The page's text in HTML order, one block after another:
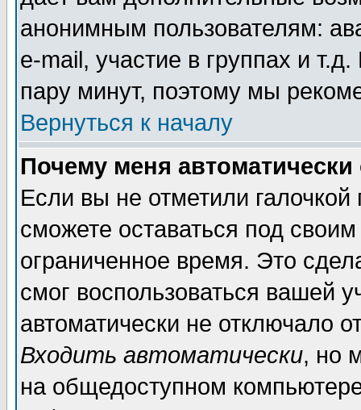
анонимным пользователям:
e-mail, участие в группах и
пару минут, поэтому мы
Вернуться к началу
Почему меня автоматически
Если вы не отметили галочкой
сможете оставаться под
ограниченное время. Это
смог воспользоваться вашей
автоматически не отключало
Входить автоматически, но
на общедоступном